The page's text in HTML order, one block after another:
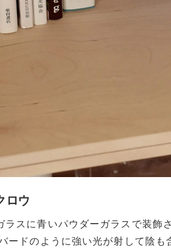
ロウ
ラスに青いパウダーガラスで装飾
ードのように強い光が射して陰